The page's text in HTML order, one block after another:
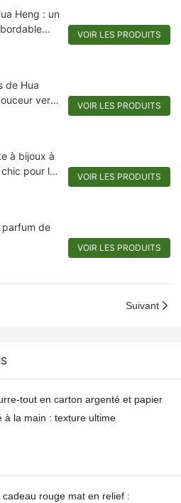
Heng : un
VOIR LES PRODUITS
de Hua
vers
VOIR LES PRODUITS
à bijoux à
pour les
VOIR LES PRODUITS
parfum de
VOIR LES PRODUITS
Suivant
tout en carton argenté et papier
à la main : texture ultime
cadeau rouge mat en relief :